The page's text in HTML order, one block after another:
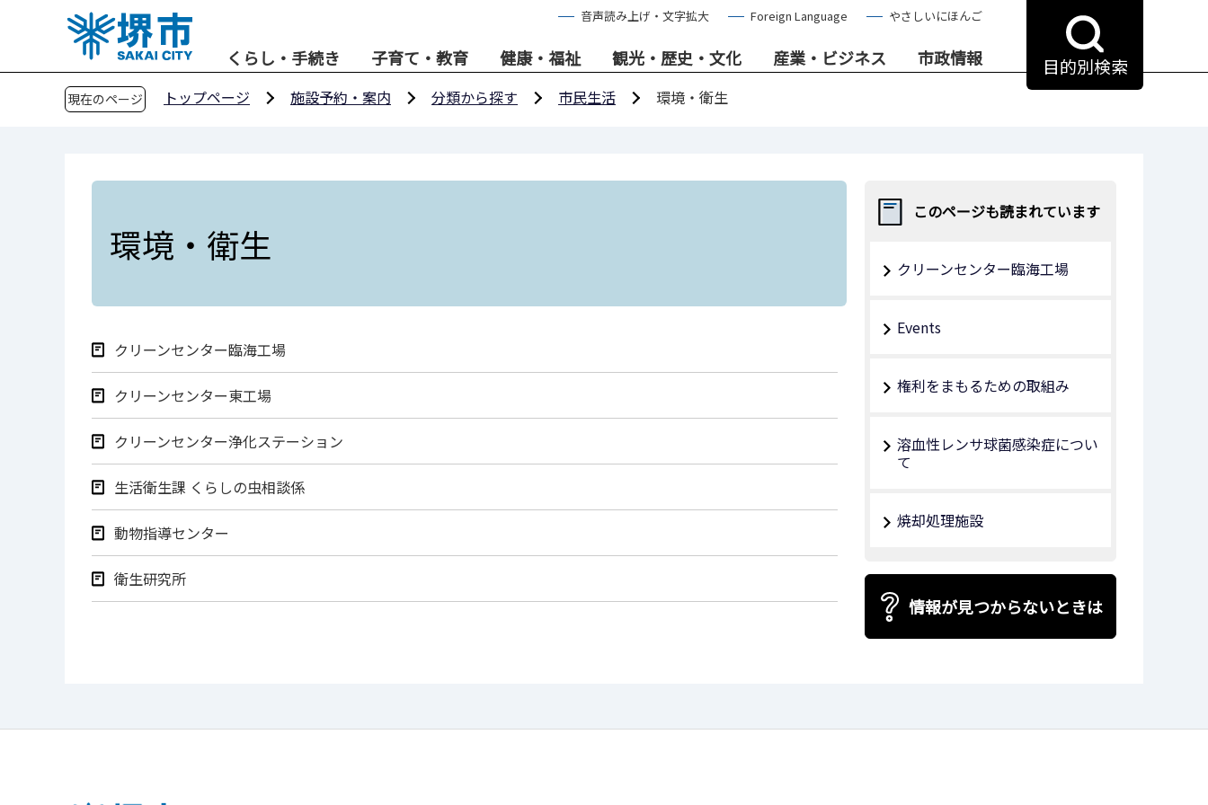
音声読み上げ・文字拡大 Foreign Language やさしいにほんご
くらし・手続き 子育て・教育 健康・福祉 観光・歴史・文化 産業・ビジネス 市政情報 目的別検索
現在のページ トップページ 施設予約・案内 分類から探す 市民生活 環境・衛生
環境・衛生
クリーンセンター臨海工場
クリーンセンター東工場
クリーンセンター浄化ステーション
生活衛生課 くらしの虫相談係
動物指導センター
衛生研究所
このページも読まれています
クリーンセンター臨海工場
Events
権利をまもるための取組み
溶血性レンサ球菌感染症につい
て
焼却処理施設
情報が見つからないときは